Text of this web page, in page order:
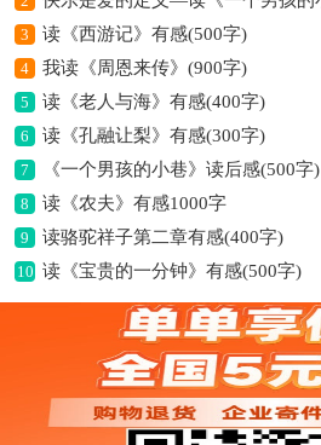
3 读《西游记》有感(500字)
4 我读《周恩来传》(900字)
5 读《老人与海》有感(400字)
6 读《孔融让梨》有感(300字)
7 《一个男孩的小巷》读后感(500字)
8 读《农夫》有感1000字
9 读骆驼祥子第二章有感(400字)
10 读《宝贵的一分钟》有感(500字)